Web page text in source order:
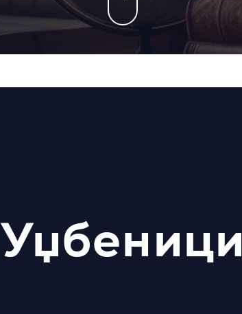
Уџбеници